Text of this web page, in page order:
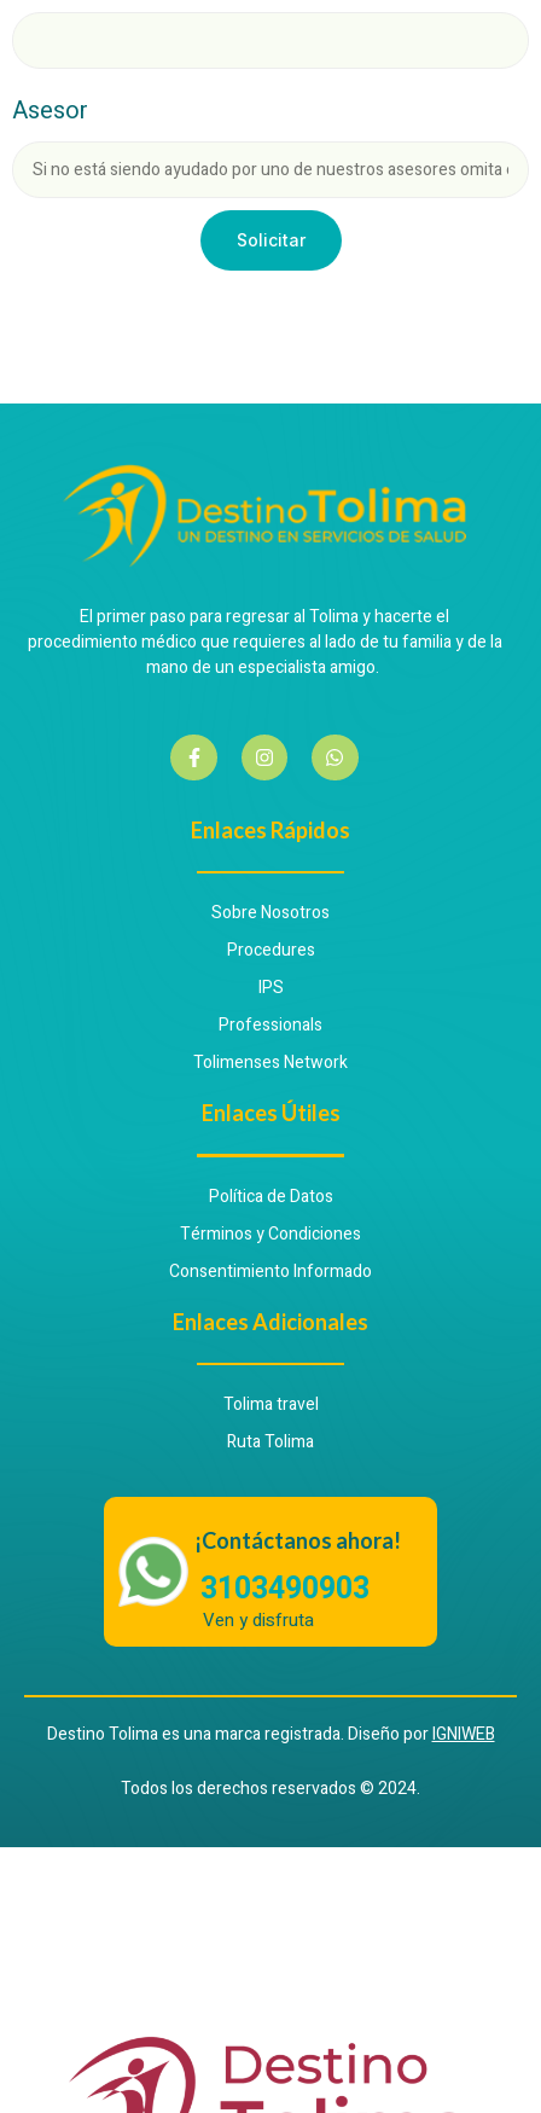
Asesor
Solicitar
El primer paso para regresar al Tolima y hacerte el
procedimiento médico que requieres al lado de tu familia y de la
mano de un especialista amigo.
Enlaces Rápidos
Sobre Nosotros
Procedures
IPS
Professionals
Tolimenses Network
Enlaces Útiles
Política de Datos
Términos y Condiciones
Consentimiento Informado
Enlaces Adicionales
Tolima travel
Ruta Tolima
¡Contáctanos ahora!
3103490903
Ven y disfruta
Destino Tolima es una marca registrada. Diseño porIGNIWEB
Todos los derechos reservados © 2024.